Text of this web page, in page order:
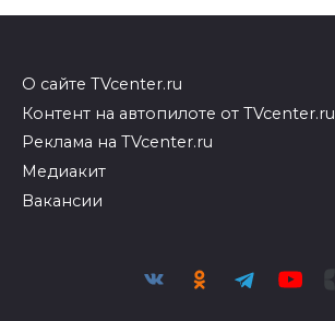
О сайте TVcenter.ru
Контент на автопилоте от TVcenter.ru
Реклама на TVcenter.ru
Медиакит
Вакансии